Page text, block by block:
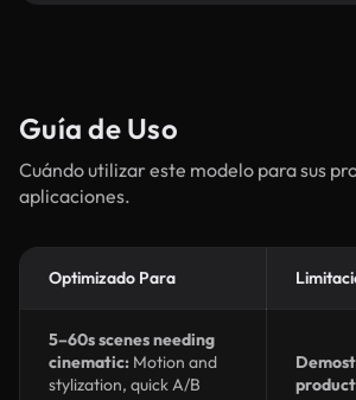
Guía de Uso
Cuándo utilizar este modelo para sus
aplicaciones.
Optimizado Para
5–60s scenes needing
cinematic: Motion and
stylization, quick A/B